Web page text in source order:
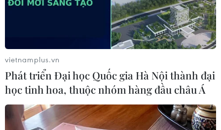
nghiệp (bằng công nghệ màng lọc Nano sợi
rỗng) cho mục đích sản xuất trong khu công
vietnamplus.vn
Phát triển Đại học Quốc gia Hà Nội thành đại
học tinh hoa, thuộc nhóm hàng đầu châu Á